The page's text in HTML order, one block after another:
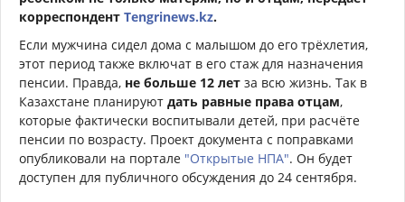
корреспондент Tengrinews.kz.
Если мужчина сидел дома с малышом до его трёхлетия,
этот период также включат в его стаж для назначения
пенсии. Правда, не больше 12 лет за всю жизнь. Так в
Казахстане планируют дать равные права отцам,
которые фактически воспитывали детей, при расчёте
пенсии по возрасту. Проект документа с поправками
опубликовали на портале "Открытые НПА". Он будет
доступен для публичного обсуждения до 24 сентября.